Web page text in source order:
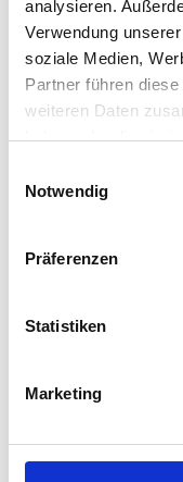
analysieren.
Verwendung
soziale Medien,
Partner führen
weiteren Daten
haben oder die sie
Notwendig
Präferenzen
Statistiken
Marketing
die Leuchte einfach
Praktisch, oder?
Details
Material:
Maße EOS XL: ø
Responsible
Leuchtmittel der
Lieferumfang